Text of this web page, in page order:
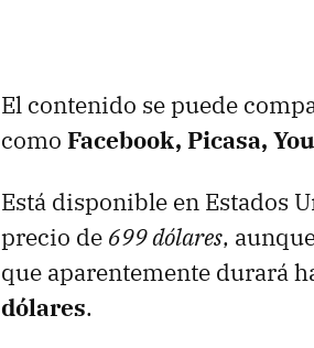
El contenido se puede
como Facebook, Picasa,
Está disponible en Estados
precio de 699 dólares,
que aparentemente durará
dólares.